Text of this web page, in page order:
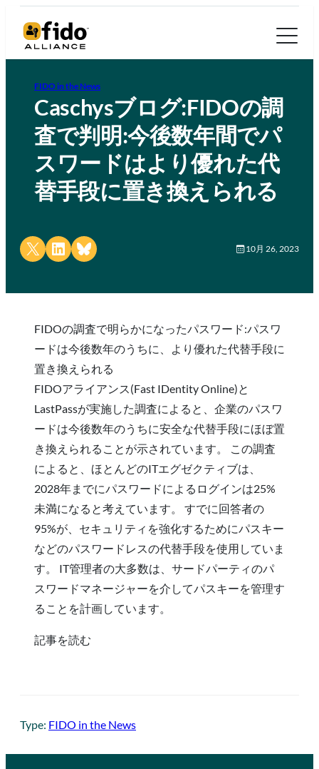
FIDO in the News
Caschysブログ:FIDOの調
査で判明:今後数年間でパ
スワードはより優れた代
替手段に置き換えられる
Share on X Share on LinkedIn
Share on Bluesky 10月 26, 2023
FIDOの調査で明らかになったパスワード:パスワ
ードは今後数年のうちに、より優れた代替手段に
置き換えられる
FIDOアライアンス(Fast IDentity Online)と
LastPassが実施した調査によると、企業のパスワ
ードは今後数年のうちに安全な代替手段にほぼ置
き換えられることが示されています。 この調査
によると、ほとんどのITエグゼクティブは、
2028年までにパスワードによるログインは25%
未満になると考えています。 すでに回答者の
95%が、セキュリティを強化するためにパスキー
などのパスワードレスの代替手段を使用していま
す。 IT管理者の大多数は、サードパーティのパ
スワードマネージャーを介してパスキーを管理す
ることを計画しています。
記事を読む
Type: FIDO in the News